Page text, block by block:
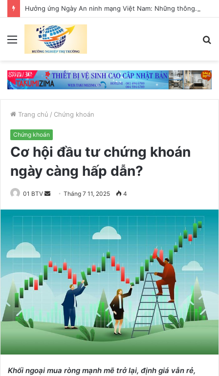
Hưởng ứng Ngày An ninh mạng Việt Nam: Những thông điệp thiết thực về an toàn số
Trang chủ / Chứng khoán
Chứng khoán
Cơ hội đầu tư chứng khoán
ngày càng hấp dẫn?
01 BTV
n
e
l
Tháng 7 11, 2025 4
Khối ngoại mua ròng mạnh mẽ trở lại, định giá vẫn rẻ,